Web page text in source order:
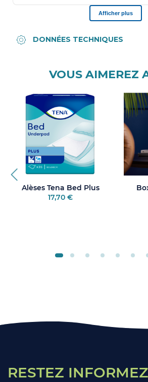
VOUS AIMEREZ
Alèses Tena Bed Plus
17,70 €
RESTEZ